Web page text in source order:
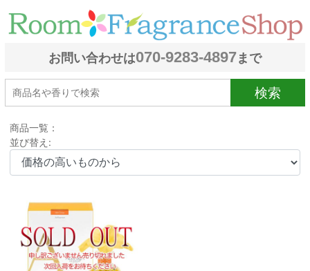
お問い合わせは070-9283-4897まで
検索
商品一覧：
並び替え: